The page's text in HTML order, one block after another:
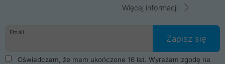
Więcej informacji
Email
Zapisz się
Oświadczam, że mam ukończone 16 lat. Wyrażam zgodę na